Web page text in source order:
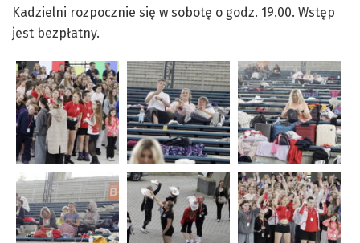
Kadzielni rozpocznie się w sobotę o godz. 19.00. Wstęp
jest bezpłatny.